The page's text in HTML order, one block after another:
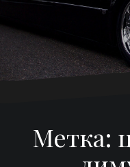
Метка: